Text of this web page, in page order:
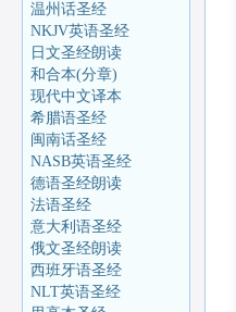
温州话圣经
NKJV英语圣经
日文圣经朗读
和合本(分章)
现代中文译本
希腊语圣经
闽南话圣经
NASB英语圣经
德语圣经朗读
法语圣经
意大利语圣经
俄文圣经朗读
西班牙语圣经
NLT英语圣经